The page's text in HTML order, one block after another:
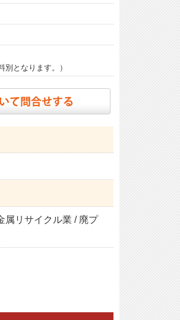
別となります。）
属リサイクル業 / 廃プ